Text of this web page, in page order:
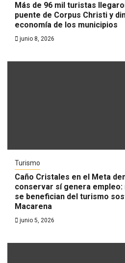
Más de 96 mil turistas
puente de Corpus Christi y
economía de los municipios
junio 8, 2026
Turismo
Caño Cristales en el Meta
conservar sí genera empleo:
se benefician del turismo
Macarena
junio 5, 2026